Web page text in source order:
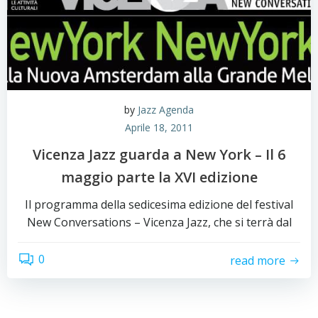
by Jazz Agenda
Aprile 18, 2011
Vicenza Jazz guarda a New York – Il 6
maggio parte la XVI edizione
Il programma della sedicesima edizione del festival
New Conversations – Vicenza Jazz, che si terrà dal
0 read more